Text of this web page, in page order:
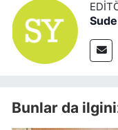
Bunlar da